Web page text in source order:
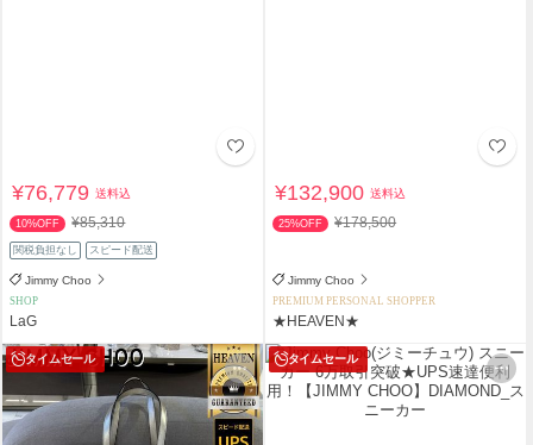
¥76,779送料込
10%OFF ¥85,310
関税負担なし スピード配送
Jimmy Choo
SHOP
LaG
¥132,900送料込
25%OFF ¥178,500
Jimmy Choo
PREMIUM PERSONAL SHOPPER
★HEAVEN★
タイムセール タイムセール